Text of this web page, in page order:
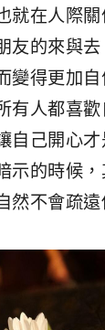
就在人際
友的來與
變得更加自
有人都喜
自己開心才
示的時候
然不會疏遠